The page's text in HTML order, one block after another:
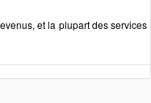
et la plupart des services